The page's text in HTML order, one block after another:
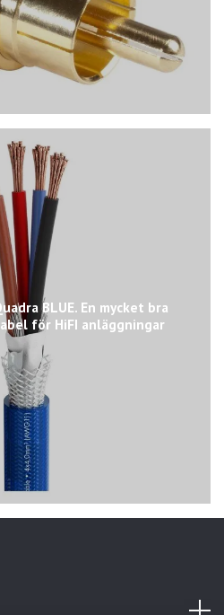
BLUE. En mycket bra
för HiFI anläggningar